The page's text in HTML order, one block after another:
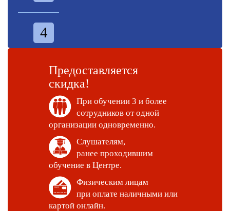
4
Предоставляется
скидка!
При обучении 3 и более
сотрудников от одной
организации одновременно.
Слушателям,
ранее проходившим
обучение в Центре.
Физическим лицам
при оплате наличными или
картой онлайн.